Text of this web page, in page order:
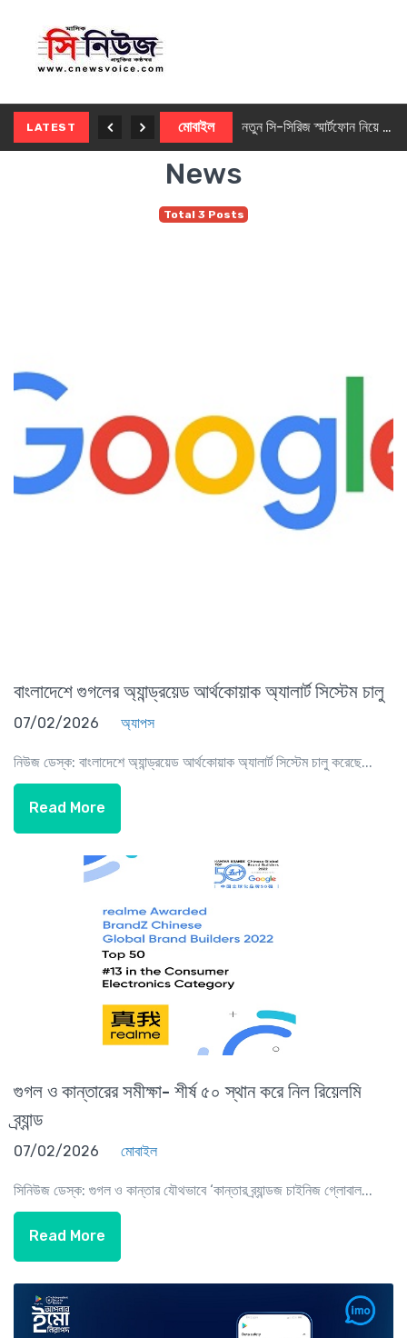
LATEST মোবাইল নতুন সি-সিরিজ স্মার্টফোন নিয়ে আসছে রিয়েলমি
News
Total 3 Posts
বাংলাদেশে গুগলের অ্যান্ড্রয়েড আর্থকোয়াক অ্যালার্ট সিস্টেম চালু
07/02/2026 অ্যাপস
নিউজ ডেস্ক: বাংলাদেশে অ্যান্ড্রয়েড আর্থকোয়াক অ্যালার্ট সিস্টেম চালু করেছে...
Read More
গুগল ও কান্তারের সমীক্ষা- শীর্ষ ৫০ স্থান করে নিল রিয়েলমি
ব্র্যান্ড
07/02/2026 মোবাইল
সিনিউজ ডেস্ক: গুগল ও কান্তার যৌথভাবে ‘কান্তার ব্র্যান্ডজ চাইনিজ গ্লোবাল...
Read More